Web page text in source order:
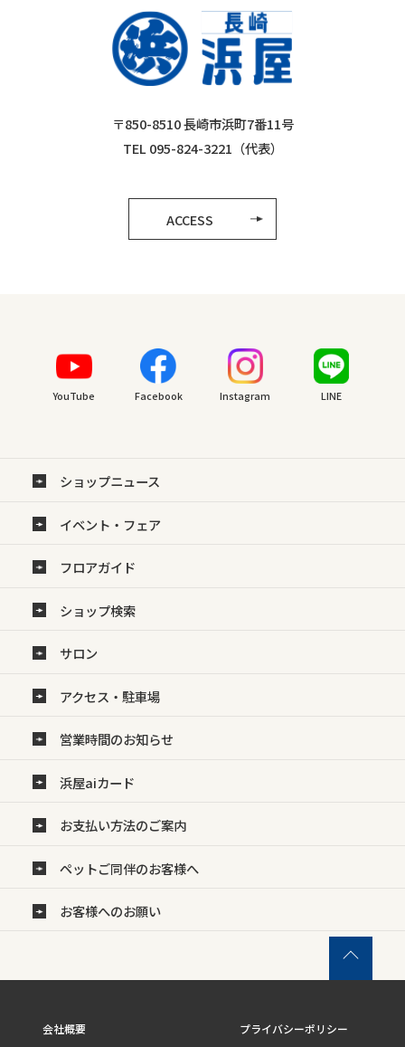
〒850-8510 長崎市浜町7番11号
TEL 095-824-3221（代表）
ACCESS
YouTube Facebook Instagram LINE
ショップニュース
イベント・フェア
フロアガイド
ショップ検索
サロン
アクセス・駐車場
営業時間のお知らせ
浜屋aiカード
お支払い方法のご案内
ペットご同伴のお客様へ
お客様へのお願い
会社概要 プライバシーポリシー